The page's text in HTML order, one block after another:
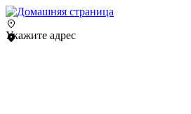
Укажите адрес